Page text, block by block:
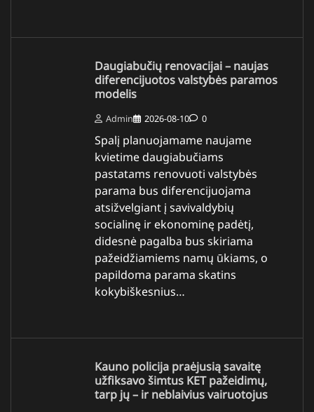
Daugiabučių renovacijai – naujas
diferencijuotos valstybės paramos
modelis
Admin 2026-08-10 0
Spalį planuojamame naujame
kvietime daugiabučiams
pastatams renovuoti valstybės
parama bus diferencijuojama
atsižvelgiant į savivaldybių
socialinę ir ekonominę padėtį,
didesnė pagalba bus skiriama
pažeidžiamiems namų ūkiams, o
papildoma parama skatins
kokybiškesnius…
Kauno policija praėjusią savaitę
užfiksavo šimtus KET pažeidimų,
tarp jų – ir neblaivius vairuotojus